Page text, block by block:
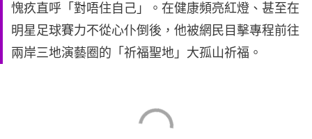
愧疚直呼「對唔住自己」。在健康頻亮紅燈、甚至在
明星足球賽力不從心仆倒後，他被網民目擊專程前往
兩岸三地演藝圈的「祈福聖地」大孤山祈福。